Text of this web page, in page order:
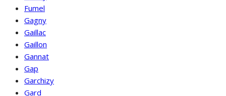
Fumel
Gagny
Gaillac
Gaillon
Gannat
Gap
Garchizy
Gard